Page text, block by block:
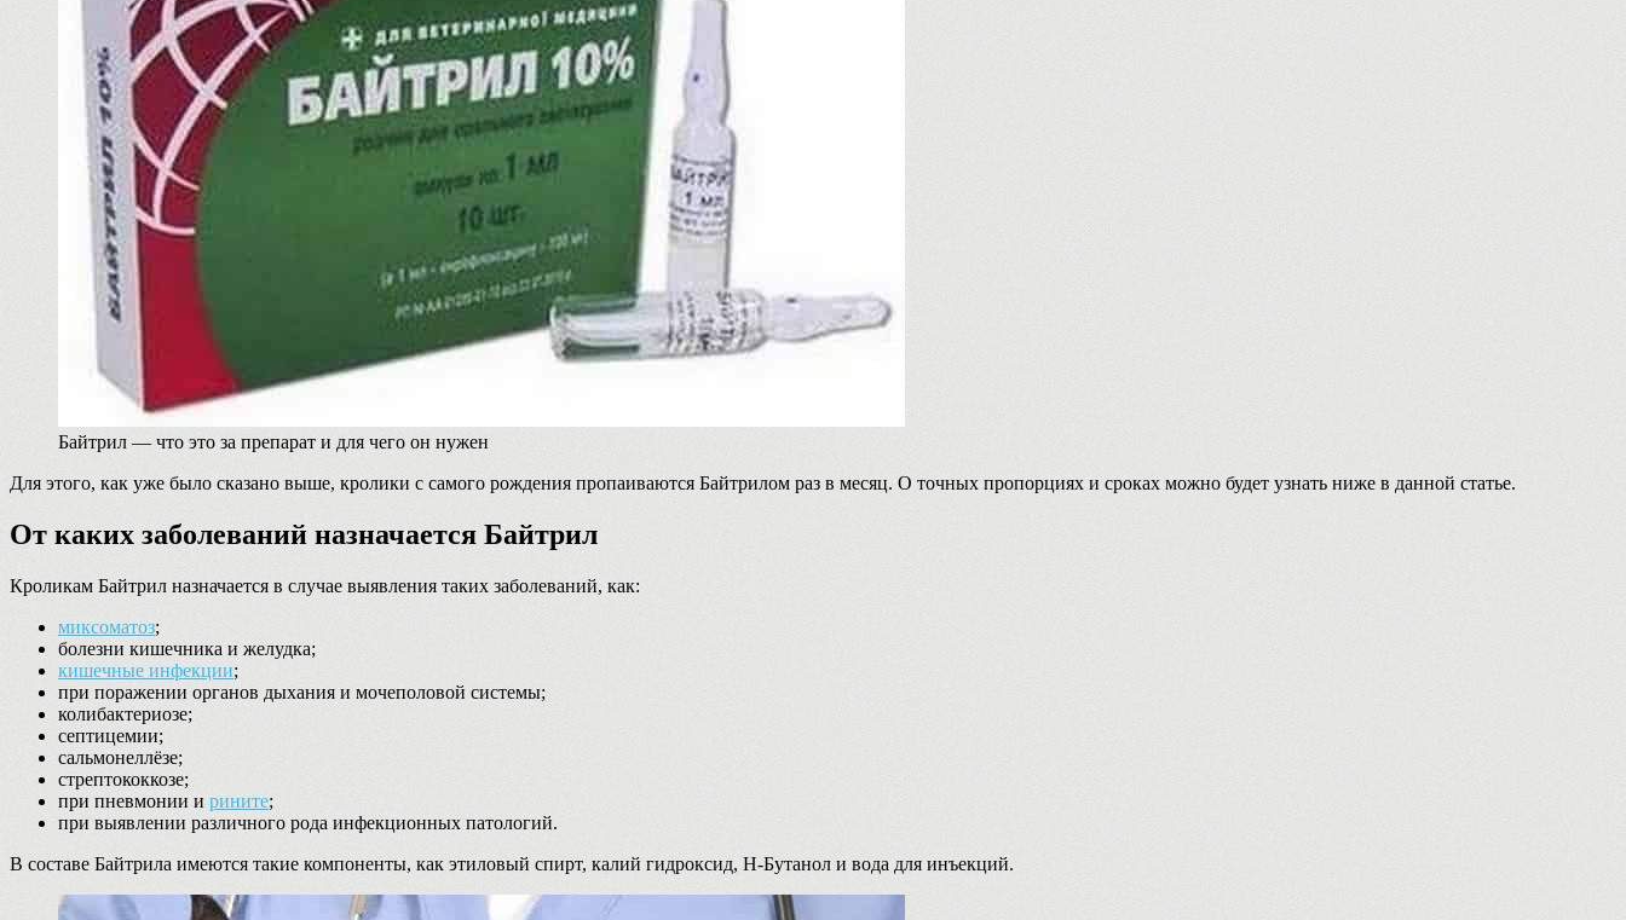
Байтрил — что это за препарат и для чего он нужен
Для этого, как уже было сказано выше, кролики с самого рождения пропаиваются Байтрилом раз в месяц. О точных пропорциях и сроках можно будет узнать ниже в данной статье.
От каких заболеваний назначается Байтрил
Кроликам Байтрил назначается в случае выявления таких заболеваний, как:
миксоматоз;
болезни кишечника и желудка;
кишечные инфекции;
при поражении органов дыхания и мочеполовой системы;
колибактериозе;
септицемии;
сальмонеллёзе;
стрептококкозе;
при пневмонии и рините;
при выявлении различного рода инфекционных патологий.
В составе Байтрила имеются такие компоненты, как этиловый спирт, калий гидроксид, Н-Бутанол и вода для инъекций.